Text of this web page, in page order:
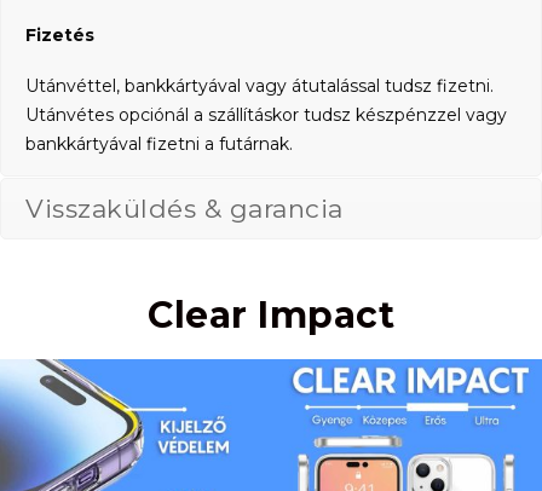
Fizetés
Utánvéttel, bankkártyával vagy átutalással tudsz fizetni.
Utánvétes opciónál a szállításkor tudsz készpénzzel vagy
bankkártyával fizetni a futárnak.
Visszaküldés & garancia
Clear Impact